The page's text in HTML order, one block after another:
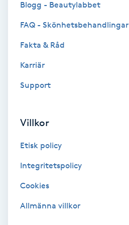
Bottenfärg
Brynformning
Coachning
Blogg - Beautylabbet
FAQ - Skönhetsbehandlingar
Fakta & Råd
Karriär
Support
Villkor
Etisk policy
Integritetspolicy
Cookies
Allmänna villkor